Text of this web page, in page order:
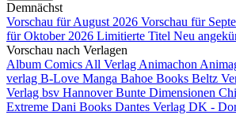
Demnächst
Vorschau für August 2026 Vorschau für
für Oktober 2026 Limitierte Titel Neu
Vorschau nach Verlagen
Album Comics All Verlag Animachon
verlag B-Love Manga Bahoe Books Beltz
Verlag bsv HannoverBunte Dimensionen
Extreme Dani Books Dantes Verlag DK -